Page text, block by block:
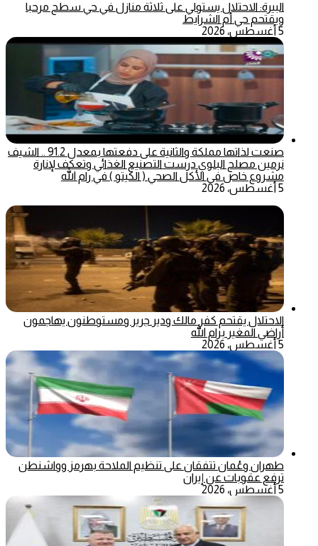
البيرة: الاحتلال يستولي على ثلاثة منازل في حي سطح مرحبا
ويقتحم حي أم الشرايط
5 أغسطس، 2026
صنعت لذاتها مملكة والثانية على دفعتها بمعدل 91.2 .. الشيف
نرمين مصلح البلوي درست التصنيع الغذائي وتعكف لإنارة
مشروع خاص في الأكل الصحي ( الكيتو ) في رام الله
5 أغسطس، 2026
الاحتلال يقتحم كفر مالك ودير جرير ومستوطنون يهاجمون
أراضي المغير برام الله
5 أغسطس، 2026
طهران وعُمان تتفقان على تنظيم الملاحة بهرمز وواشنطن
ترفع عقوبات عن إيران
5 أغسطس، 2026